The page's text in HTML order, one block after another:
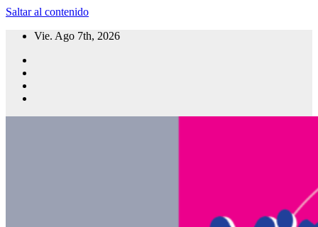
Saltar al contenido
Vie. Ago 7th, 2026